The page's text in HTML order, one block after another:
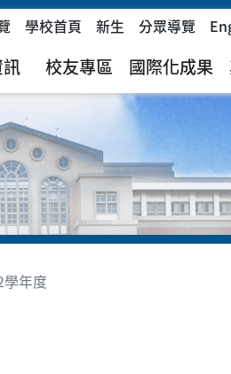
學校首頁 新生 分眾導覽
校友專區 國際化成果
學年度